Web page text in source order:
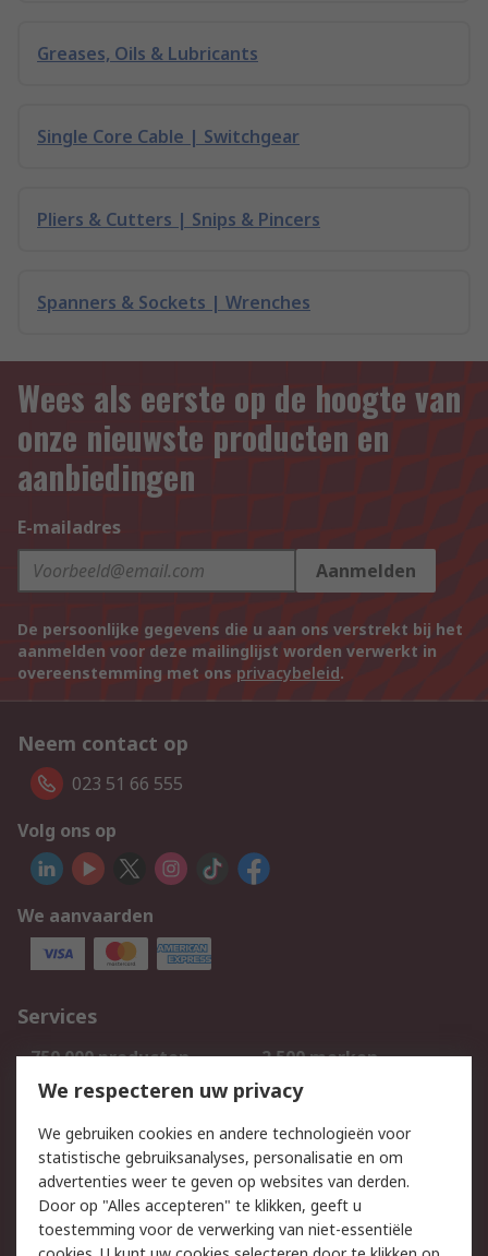
Greases, Oils & Lubricants
Single Core Cable | Switchgear
Pliers & Cutters | Snips & Pincers
Spanners & Sockets | Wrenches
Wees als eerste op de hoogte van
onze nieuwste producten en
aanbiedingen
E-mailadres
Aanmelden
De persoonlijke gegevens die u aan ons verstrekt bij het
aanmelden voor deze mailinglijst worden verwerkt in
overeenstemming met ons privacybeleid.
Neem contact op
023 51 66 555
Volg ons op
We aanvaarden
Services
750.000 producten
2.500 merken
Bestellen
Inkoopoplossingen
Track & Trace
Wettelijk
Cookiebeleid Email veiligheid
We respecteren uw privacy
We gebruiken cookies en andere technologieën voor
statistische gebruiksanalyses, personalisatie en om
advertenties weer te geven op websites van derden.
Door op "Alles accepteren" te klikken, geeft u
toestemming voor de verwerking van niet-essentiële